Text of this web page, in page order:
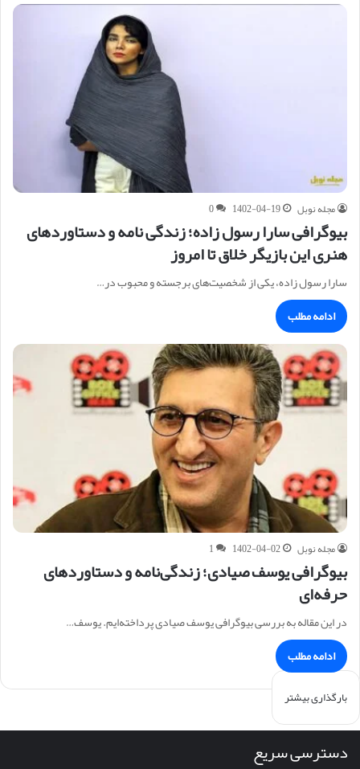
مجله نوبل 1402-04-19
0
بیوگرافی سارا رسول زاده؛ زندگی نامه و دستاوردهای
هنری این بازیگر خلاق تا امروز
سارا رسول زاده، یکی از شخصیت‌های برجسته و محبوب در…
ادامه مطلب
مجله نوبل 1402-04-02
1
بیوگرافی یوسف صیادی؛ زندگی‌نامه و دستاوردهای
حرفه‌ای
در این مقاله به بررسی بیوگرافی یوسف صیادی پرداخته‌ایم. یوسف…
ادامه مطلب
بارگذاری بیشتر
دسترسی سریع